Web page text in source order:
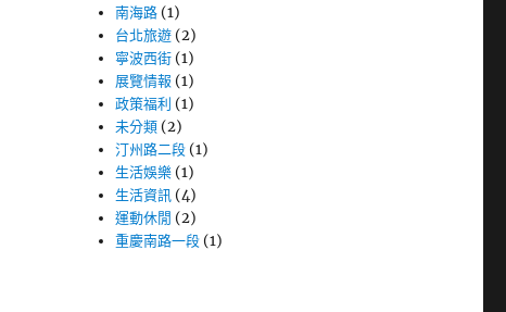
南海路 (1)
台北旅遊 (2)
寧波西街 (1)
展覽情報 (1)
政策福利 (1)
未分類 (2)
汀州路二段 (1)
生活娛樂 (1)
生活資訊 (4)
運動休閒 (2)
重慶南路一段 (1)